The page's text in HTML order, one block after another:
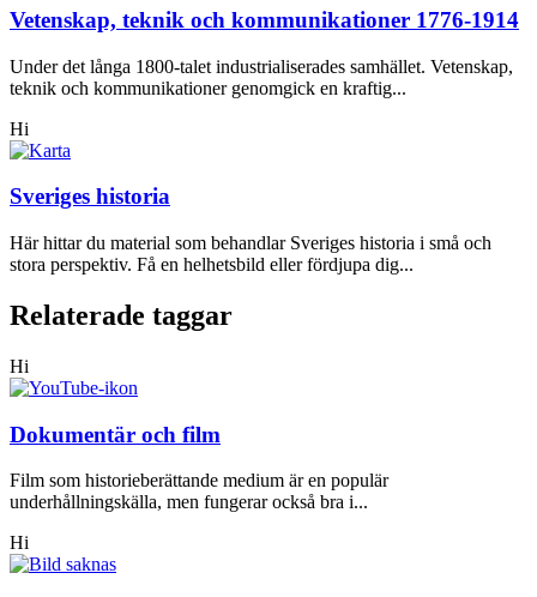
Vetenskap, teknik och kommunikationer 1776-1914
Under det långa 1800-talet industrialiserades samhället. Vetenskap,
teknik och kommunikationer genomgick en kraftig...
Hi
Sveriges historia
Här hittar du material som behandlar Sveriges historia i små och
stora perspektiv. Få en helhetsbild eller fördjupa dig...
Relaterade taggar
Hi
Dokumentär och film
Film som historieberättande medium är en populär
underhållningskälla, men fungerar också bra i...
Hi